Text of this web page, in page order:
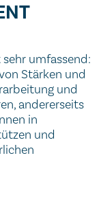
umfassend:
Stärken und
und
andererseits
in
und